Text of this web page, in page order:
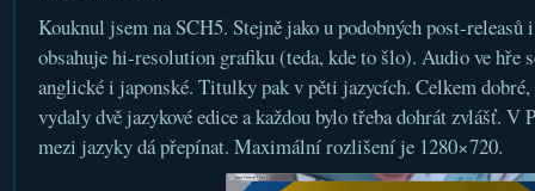
Kouknul jsem na SCH5. Stejně jako u podobných post-releasů
obsahuje hi-resolution grafiku (teda, kde to šlo). Audio ve hře
anglické i japonské. Titulky pak v pěti jazycích. Celkem dobré,
vydaly dvě jazykové edice a každou bylo třeba dohrát zvlášť. V
mezi jazyky dá přepínat. Maximální rozlišení je 1280×720.